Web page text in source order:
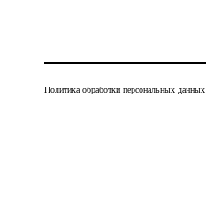
Политика обработки персональных данных